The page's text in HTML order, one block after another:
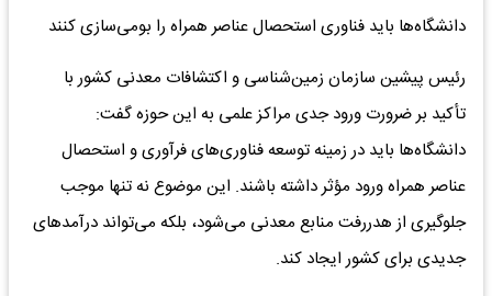
دانشگاه‌ها باید فناوری استحصال عناصر همراه را بومی‌سازی کنند
رئیس پیشین سازمان زمین‌شناسی و اکتشافات معدنی کشور با
تأکید بر ضرورت ورود جدی مراکز علمی به این حوزه گفت:
دانشگاه‌ها باید در زمینه توسعه فناوری‌های فرآوری و استحصال
عناصر همراه ورود مؤثر داشته باشند. این موضوع نه تنها موجب
جلوگیری از هدررفت منابع معدنی می‌شود، بلکه می‌تواند درآمد‌های
جدیدی برای کشور ایجاد کند.